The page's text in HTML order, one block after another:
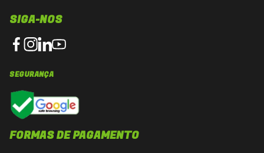
SIGA-NOS
SEGURANÇA
FORMAS DE PAGAMENTO